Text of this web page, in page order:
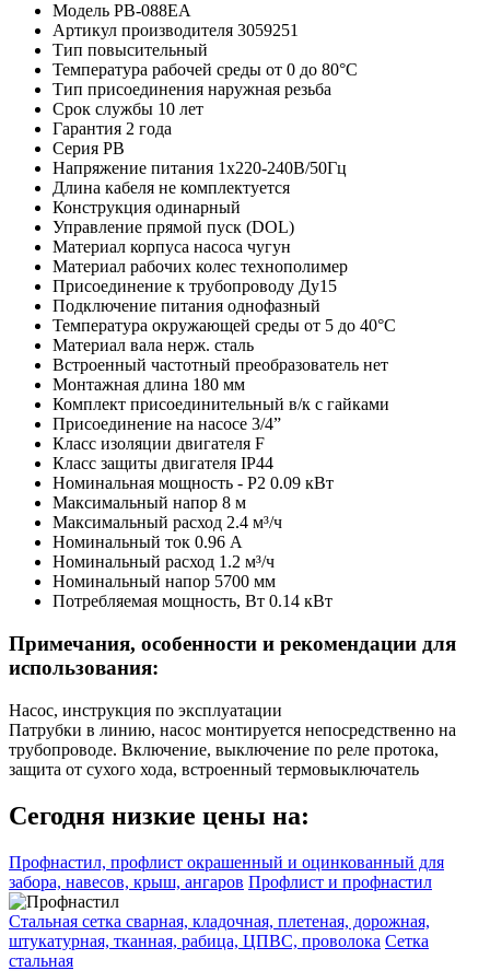
Модель PB-088EA
Артикул производителя 3059251
Тип повысительный
Температура рабочей среды от 0 до 80°C
Тип присоединения наружная резьба
Срок службы 10 лет
Гарантия 2 года
Серия PB
Напряжение питания 1х220-240В/50Гц
Длина кабеля не комплектуется
Конструкция одинарный
Управление прямой пуск (DOL)
Материал корпуса насоса чугун
Материал рабочих колес технополимер
Присоединение к трубопроводу Ду15
Подключение питания однофазный
Температура окружающей среды от 5 до 40°C
Материал вала нерж. сталь
Встроенный частотный преобразователь нет
Монтажная длина 180 мм
Комплект присоединительный в/к с гайками
Присоединение на насосе 3/4”
Класс изоляции двигателя F
Класс защиты двигателя IP44
Номинальная мощность - P2 0.09 кВт
Максимальный напор 8 м
Максимальный расход 2.4 м³/ч
Номинальный ток 0.96 A
Номинальный расход 1.2 м³/ч
Номинальный напор 5700 мм
Потребляемая мощность, Вт 0.14 кВт
Примечания, особенности и рекомендации для
использования:
Насос, инструкция по эксплуатации
Патрубки в линию, насос монтируется непосредственно на
трубопроводе. Включение, выключение по реле протока,
защита от сухого хода, встроенный термовыключатель
Сегодня низкие цены на:
Профнастил, профлист окрашенный и оцинкованный для
забора, навесов, крыш, ангаров Профлист и профнастил
Стальная сетка сварная, кладочная, плетеная, дорожная,
штукатурная, тканная, рабица, ЦПВС, проволока Сетка
стальная